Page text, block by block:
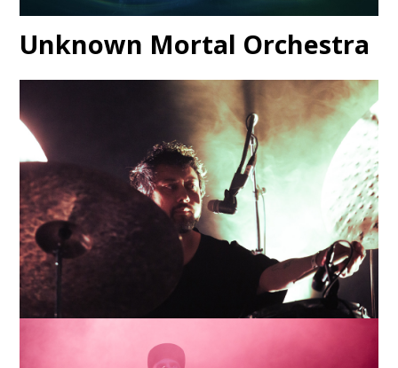
Unknown Mortal Orchestra